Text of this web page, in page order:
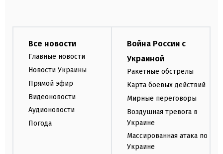
Все новости
Главные новости
Новости Украины
Прямой эфир
Видеоновости
Аудионовости
Погода
Война России с
Украиной
Ракетные обстрелы
Карта боевых действий
Мирные переговоры
Воздушная тревога в
Украине
Массированная атака по
Украине